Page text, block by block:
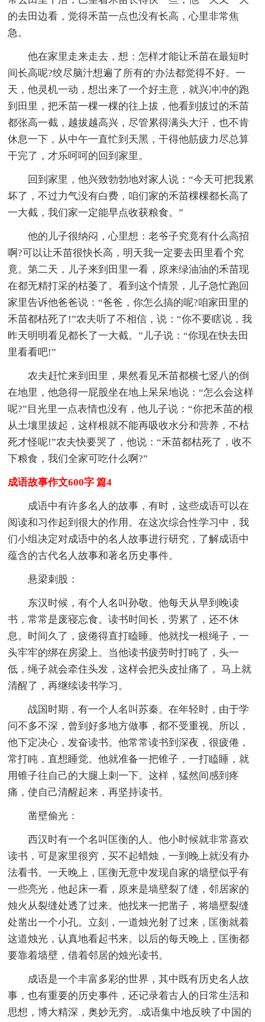
的去田边看，觉得禾苗一点也没有长高，心里非常焦
急。
他在家里走来走去，想：怎样才能让禾苗在最短时
间长高呢?绞尽脑汁想遍了所有的'办法都觉得不好。一
天，他灵机一动，想出来了一个好主意，就兴冲冲的跑
到田里，把禾苗一棵一棵的往上拔，他看到拔过的禾苗
都张高一截，越拔越高兴，尽管累得满头大汗，也不肯
休息一下，从中午一直忙到天黑，干得他筋疲力尽总算
干完了，才乐呵呵的回到家里。
回到家里，他兴致勃勃地对家人说：“今天可把我累
坏了，不过力气没有白费，咱们家的禾苗棵棵都长高了
一大截，我们家一定能早点收获粮食。”
他的儿子很纳闷，心里想：老爷子究竟有什么高招
啊?可以让禾苗很快长高，明天我一定要去田里看个究
竟。第二天，儿子来到田里一看，原来绿油油的禾苗现
在都无精打采的枯萎了。看到这个情景，儿子急忙跑回
家里告诉他爸爸说：“爸爸，你怎么搞的呢?咱家田里的
禾苗都枯死了!”农夫听了不相信，说：“你不要瞎说，我
昨天明明看见都长了一大截。”儿子说：“你现在快去田
里看看吧!”
农夫赶忙来到田里，果然看见禾苗都横七竖八的倒
在地里，他急得一屁股坐在地上呆呆地说：“怎么会这样
呢?”目光里一点表情也没有，他儿子说：“你把禾苗的根
从土壤里拔起，这样根就不能再吸收水分和营养，不枯
死才怪呢!”农夫快要哭了，他说：“禾苗都枯死了，收不
下粮食，我们全家可吃什么啊?”
成语故事作文600字 篇4
成语中有许多名人的故事，有时，这些成语可以在
阅读和习作起到很大的作用。在这次综合性学习中，我
们小组决定对成语中的名人故事进行研究，了解成语中
蕴含的古代名人故事和著名历史事件。
悬梁刺股：
东汉时候，有个人名叫孙敬。他每天从早到晚读
书，常常是废寝忘食。读书时间长，劳累了，还不休
息。时间久了，疲倦得直打瞌睡。他就找一根绳子，一
头牢牢的绑在房梁上。当他读书疲劳时打盹了，头一
低，绳子就会牵住头发，这样会把头皮扯痛了， 马上就
清醒了，再继续读书学习。
战国时期，有一个人名叫苏秦。在年轻时，由于学
问不多不深，曾到好多地方做事，都不受重视。所以，
他下定决心，发奋读书。他常常读书到深夜，很疲倦，
常打盹，直想睡觉。他就准备一把锥子，一打瞌睡，就
用锥子往自己的大腿上刺一下。这样，猛然间感到疼
痛，使自己清醒起来，再坚持读书。
凿壁偷光：
西汉时有一个名叫匡衡的人。他小时候就非常喜欢
读书，可是家里很穷，买不起蜡烛，一到晚上就没有办
法看书。一天晚上，匡衡无意中发现自家的墙壁似乎有
一些亮光，他起床一看，原来是墙壁裂了缝，邻居家的
烛火从裂缝处透了过来。他找来一把凿子，将墙壁裂缝
处凿出一个小孔。立刻，一道烛光射了过来，匡衡就着
这道烛光，认真地看起书来。以后的每天晚上，匡衡都
要靠着墙壁，借着邻居的烛光读书。
成语是一个丰富多彩的世界，其中既有历史名人故
事，也有重要的历史事件，还记录着古人的日常生活和
思想，博大精深，奥妙无穷。.成语集中地反映了中国的